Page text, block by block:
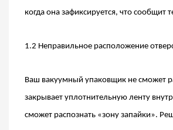
когда она зафиксируется, что сообщит
1.2 Неправильное расположение
Ваш вакуумный упаковщик не сможет
закрывает уплотнительную ленту
сможет распознать «зону запайки».